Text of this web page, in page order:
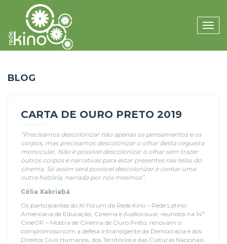
Toggle
BLOG
CARTA DE OURO PRETO 2019
“Precisamos descolonizar não apenas os pensamentos e os
corpos, mas precisamos descolonizar o olhar desta cegueira
monocular. Não é possível descolonizar o olhar sem trazer
outros corpos e narrativas para estar presentes nas telas do
cinema. Só assim será possível descolonizar e contar uma
outra história, narrada por nós mesmos”.
Célia Xakriabá
Os participantes do XI Fórum da Rede Kino – Rede Latino-
Americana de Educação, Cinema e Audiovisual, reunidos na 14ª
CineOP – Mostra de Cinema de Ouro Preto, renovam o
compromisso com a defesa intransigente da Democracia e dos
Direitos Civis Humanos, dos Territórios e das Culturas Nacionais